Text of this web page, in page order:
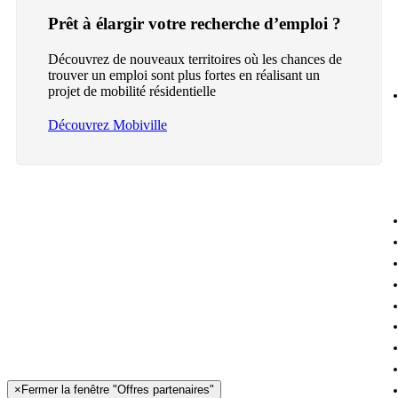
Prêt à élargir votre recherche d’emploi ?
Découvrez de nouveaux territoires où les chances de
trouver un emploi sont plus fortes en réalisant un
projet de mobilité résidentielle
Découvrez Mobiville
× Fermer la fenêtre "Offres partenaires"